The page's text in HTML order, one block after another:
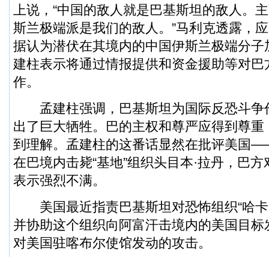
上说，“中国的敌人就是巴基斯坦的敌人。
斯兰极端派是我们的敌人。”马利克透露，
据认为潜伏在其境内的中国伊斯兰极端分
建柱表示将通过情报提供和资金援助等对
作。
孟建柱强调，巴基斯坦为国际反恐斗争
出了巨大牺牲。巴的主权和尊严应得到尊
到理解。孟建柱的这番话显然在批评美国
在巴境内击毙“基地”组织头目本·拉丹，巴
表示强烈不满。
美国最近指责巴基斯坦对恐怖组织“哈卡
并协助这个组织向阿富汗击境内的美国目
对美国驻喀布尔使馆发动的攻击。